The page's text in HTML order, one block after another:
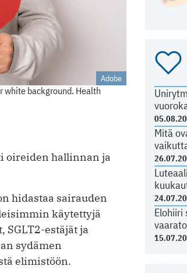
Mitä
Elohiiri
Adobe
white background. Health
oireiden hallinnan ja
hidastaa sairauden
käytettyjä
SGLT2-estäjät ja
sydämen
elimistöön.